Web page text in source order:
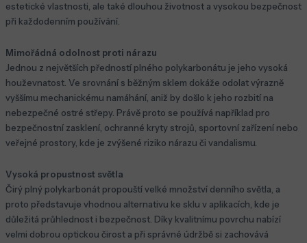
estetické vlastnosti, ale také dlouhou životnost a vysokou bezpečnost
při každodenním používání.
Mimořádná odolnost proti nárazu
Jednou z největších předností plného polykarbonátu je jeho vysoká
houževnatost. Ve srovnání s běžným sklem dokáže odolat výrazně
vyššímu mechanickému namáhání, aniž by došlo k jeho rozbití na
nebezpečné ostré střepy. Právě proto se používá například pro
bezpečnostní zasklení, ochranné kryty strojů, sportovní zařízení nebo
veřejné prostory, kde je zvýšené riziko nárazu či vandalismu.
Vysoká propustnost světla
Čirý plný polykarbonát propouští velké množství denního světla, a
proto představuje vhodnou alternativu ke sklu v aplikacích, kde je
důležitá průhlednost i bezpečnost. Díky kvalitnímu povrchu nabízí
velmi dobrou optickou čirost a při správné údržbě si zachovává